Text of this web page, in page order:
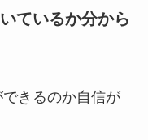
ているか分から
できるのか自信が